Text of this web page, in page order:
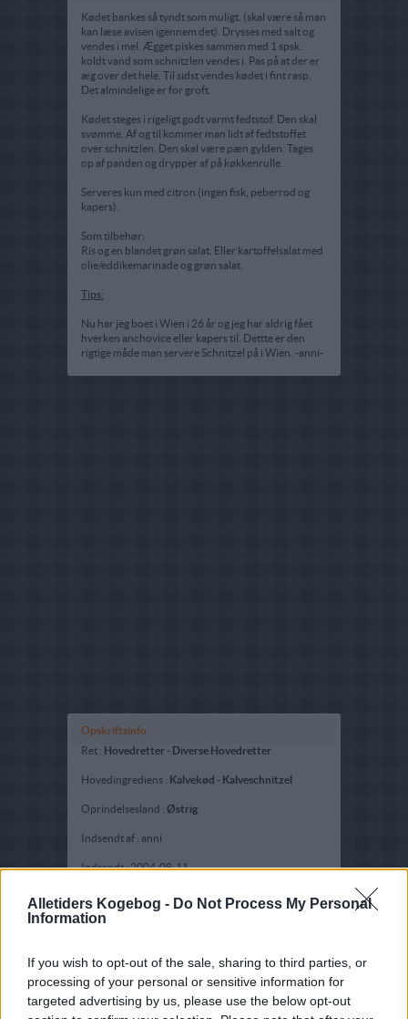
Alletiders Kogebog - Do Not Process My Personal
Information
If you wish to opt-out of the sale, sharing to third parties, or
processing of your personal or sensitive information for
targeted advertising by us, please use the below opt-out
Kødet bankes så tyndt som muligt. (skal være så man
kan læse avisen igennem det). Drysses med salt og
vendes i mel. Ægget piskes sammen med 1 spsk.
koldt vand som schnitzlen vendes i. Pas på at der er
æg over det hele. Til sidst vendes kødet i fint rasp.
Det almindelige er for groft.
Kødet steges i rigeligt godt varmt fedtstof. Den skal
svømme. Af og til kommer man lidt af fedtstoffet
over schnitzlen. Den skal være pæn gylden. Tages
op af panden og drypper af på køkkenrulle.
Serveres kun med citron (ingen fisk, peberrod og
kapers).
Som tilbehør:
Ris og en blandet grøn salat. Eller kartoffelsalat med
olie/eddikemarinade og grøn salat.
Tips:
Nu har jeg boet i Wien i 26 år og jeg har aldrig fået
hverken anchovice eller kapers til. Dettte er den
rigtige måde man servere Schnitzel på i Wien. -anni-
Opskriftsinfo
Ret : Hovedretter - Diverse Hovedretter
Hovedingrediens : Kalvekød - Kalveschnitzel
Oprindelsesland : Østrig
Indsendt af : anni
Indsendt :2004-08-11
Redigeret: 2024-03-01
Se kokkens favoritopskrift påWienerschnitzel
Bedøm retten